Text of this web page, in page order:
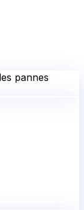
pannes